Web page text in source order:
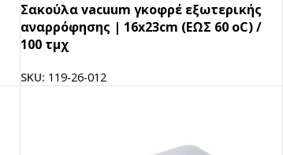
Σακούλα vacuum γκοφρέ εξωτερικής
αναρρόφησης | 16x23cm (ΕΩΣ 60 oC) /
100 τμχ
SKU: 119-26-012